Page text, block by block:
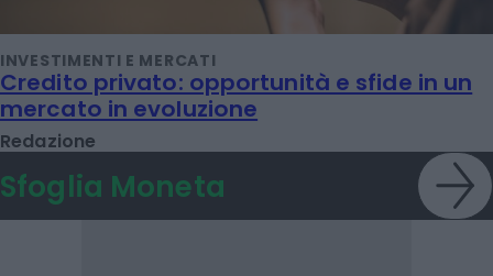
INVESTIMENTI E MERCATI
Credito privato: opportunità e sfide in un
mercato in evoluzione
Redazione
Sfoglia Moneta